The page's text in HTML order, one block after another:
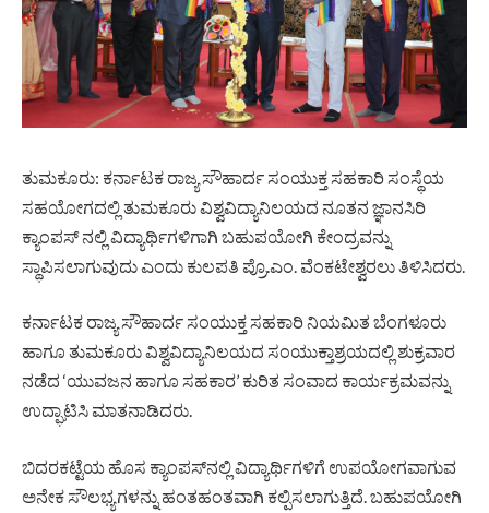
ತುಮಕೂರು: ಕರ್ನಾಟಕ ರಾಜ್ಯ ಸೌಹಾರ್ದ ಸಂಯುಕ್ತ ಸಹಕಾರಿ ಸಂಸ್ಥೆಯ
ಸಹಯೋಗದಲ್ಲಿ ತುಮಕೂರು ವಿಶ್ವವಿದ್ಯಾನಿಲಯದ ನೂತನ ಜ್ಞಾನಸಿರಿ
ಕ್ಯಾಂಪಸ್‌ ನಲ್ಲಿ ವಿದ್ಯಾರ್ಥಿಗಳಿಗಾಗಿ ಬಹುಪಯೋಗಿ ಕೇಂದ್ರವನ್ನು
ಸ್ಥಾಪಿಸಲಾಗುವುದು ಎಂದು ಕುಲಪತಿ ಪ್ರೊ.ಎಂ. ವೆಂಕಟೇಶ್ವರಲು ತಿಳಿಸಿದರು.
ಕರ್ನಾಟಕ ರಾಜ್ಯ ಸೌಹಾರ್ದ ಸಂಯುಕ್ತ ಸಹಕಾರಿ ನಿಯಮಿತ ಬೆಂಗಳೂರು
ಹಾಗೂ ತುಮಕೂರು ವಿಶ್ವವಿದ್ಯಾನಿಲಯದ ಸಂಯುಕ್ತಾಶ್ರಯದಲ್ಲಿ ಶುಕ್ರವಾರ
ನಡೆದ ‘ಯುವಜನ ಹಾಗೂ ಸಹಕಾರ’ ಕುರಿತ ಸಂವಾದ ಕಾರ್ಯಕ್ರಮವನ್ನು
ಉದ್ಘಾಟಿಸಿ ಮಾತನಾಡಿದರು.
ಬಿದರಕಟ್ಟೆಯ ಹೊಸ ಕ್ಯಾಂಪಸ್‌ನಲ್ಲಿ ವಿದ್ಯಾರ್ಥಿಗಳಿಗೆ ಉಪಯೋಗವಾಗುವ
ಅನೇಕ ಸೌಲಭ್ಯಗಳನ್ನು ಹಂತಹಂತವಾಗಿ ಕಲ್ಪಿಸಲಾಗುತ್ತಿದೆ. ಬಹುಪಯೋಗಿ